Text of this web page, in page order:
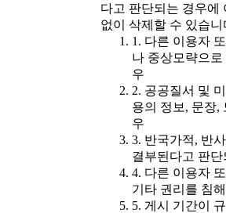
다고 판단되는 경우에
없이 삭제할 수 있습니
1. 다른 이용자
나 중상모략으
우
2. 공공질서 및
용의 정보, 문장,
우
3. 반국가적, 반
결부된다고 판단
4. 다른 이용자
기타 권리를 침
5. 게시 기간이